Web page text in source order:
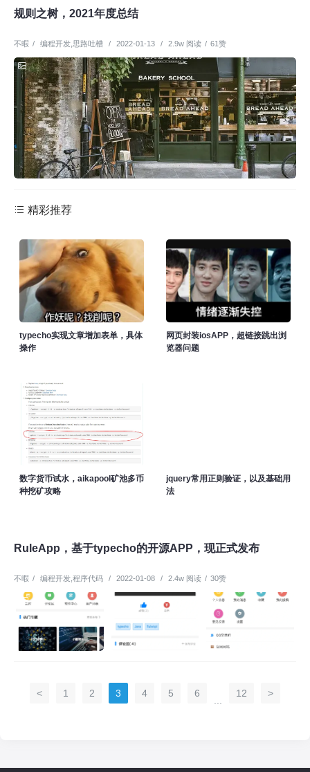
规则之树，2021年度总结
不暇 / 编程开发 思路吐槽 / 2022-01-13 / 2.9w 阅读 / 61赞
精彩推荐
typecho实现文章增加表单，具体
操作
网页封装iosAPP，超链接跳出浏
览器问题
数字货币试水，aikapool矿池多币
种挖矿攻略
jquery常用正则验证，以及基础用
法
RuleApp，基于typecho的开源APP，现正式发布
不暇 / 编程开发 程序代码 / 2022-01-08 / 2.4w 阅读 / 30赞
< 1 2 3 4 5 6 12 >